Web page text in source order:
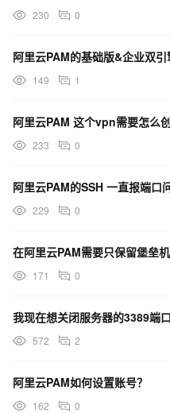
230 0
阿里云PAM的基础版&企业双
149 1
阿里云PAM 这个vpn需要怎么创
233 0
阿里云PAM的SSH 一直报端口
229 0
171 0
572 2
阿里云PAM如何设置账号？
162 0